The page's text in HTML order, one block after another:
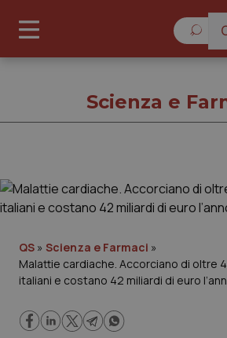
Governo e Parlamento
Regioni e Asl
Scienza e
QS » Scienza e Farmaci »
Malattie cardiache. Accorciano di oltre
italiani e costano 42 miliardi di euro